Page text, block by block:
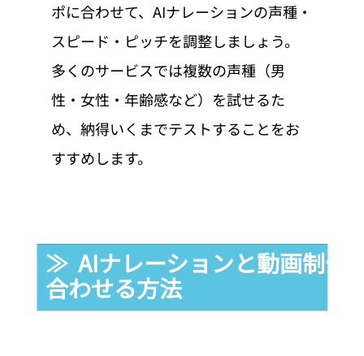
ポに合わせて、AIナレーションの声種・
スピード・ピッチを調整しましょう。
多くのサービスでは複数の声種（男
性・女性・年齢感など）を試せるた
め、納得いくまでテストすることをお
すすめします。
≫  AIナレーションと動画制作
合わせる方法